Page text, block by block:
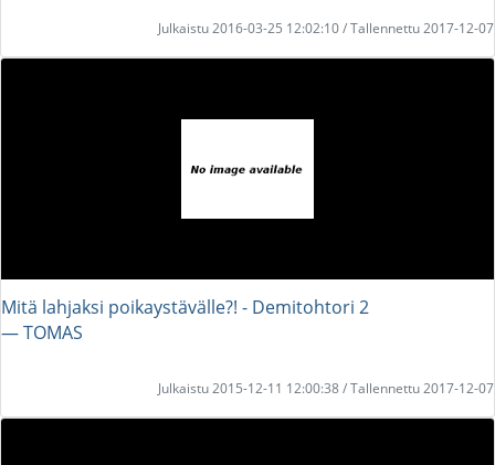
Julkaistu 2016-03-25 12:02:10 / Tallennettu 2017-12-07
Mitä lahjaksi poikaystävälle?! - Demitohtori 2
― TOMAS
Julkaistu 2015-12-11 12:00:38 / Tallennettu 2017-12-07